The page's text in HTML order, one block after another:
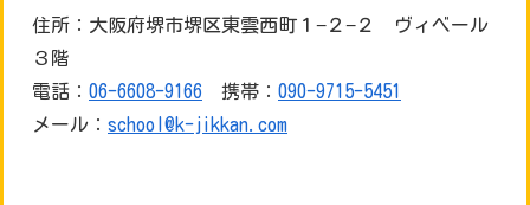
住所：大阪府堺市堺区東雲西町１−２−２ ヴィベール
３階
電話： 06-6608-9166 携帯： 090-9715-5451
メール： school@k-jikkan.com